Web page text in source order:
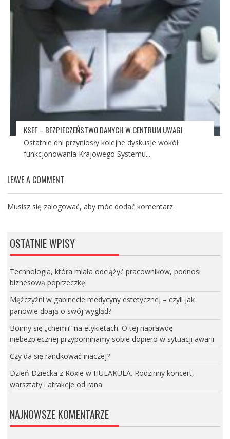
KSEF – BEZPIECZEŃSTWO DANYCH W CENTRUM UWAGI
Ostatnie dni przyniosły kolejne dyskusje wokół
funkcjonowania Krajowego Systemu...
LEAVE A COMMENT
Musisz się zalogować, aby móc dodać komentarz.
OSTATNIE WPISY
Technologia, która miała odciążyć pracowników, podnosi
biznesową poprzeczkę
Mężczyźni w gabinecie medycyny estetycznej – czyli jak
panowie dbają o swój wygląd?
Boimy się „chemii” na etykietach. O tej naprawdę
niebezpiecznej przypominamy sobie dopiero w sytuacji awarii
Czy da się randkować inaczej?
Dzień Dziecka z Roxie w HULAKULA. Rodzinny koncert,
warsztaty i atrakcje od rana
NAJNOWSZE KOMENTARZE